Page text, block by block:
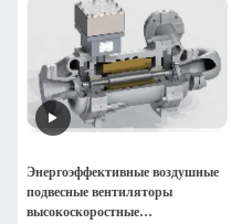
Энергоэффективные воздушные
подвесные вентиляторы
высокоскоростные